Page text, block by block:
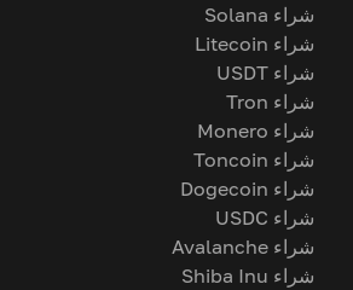
شراء Solana
شراء Litecoin
شراء USDT
شراء Tron
شراء Monero
شراء Toncoin
شراء Dogecoin
شراء USDC
شراء Avalanche
شراء Shiba Inu